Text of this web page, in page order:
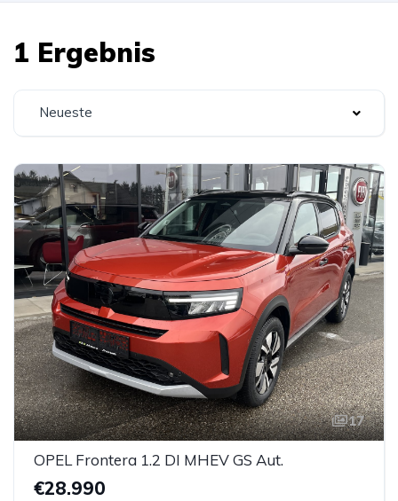
1 Ergebnis
Neueste
17
OPEL Frontera 1.2 DI MHEV GS Aut.
€28.990